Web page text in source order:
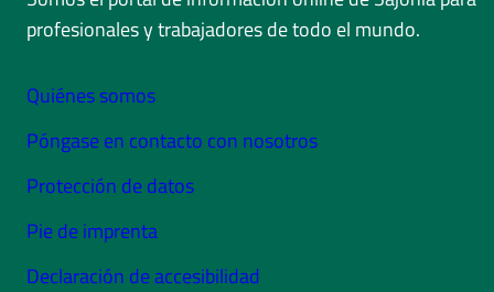
profesionales y trabajadores de todo el mundo.
Quiénes somos
Póngase en contacto con nosotros
Protección de datos
Pie de imprenta
Declaración de accesibilidad